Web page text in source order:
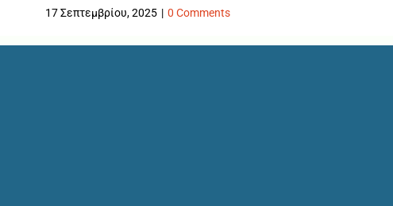
17 Σεπτεμβρίου, 2025 | 0 Comments